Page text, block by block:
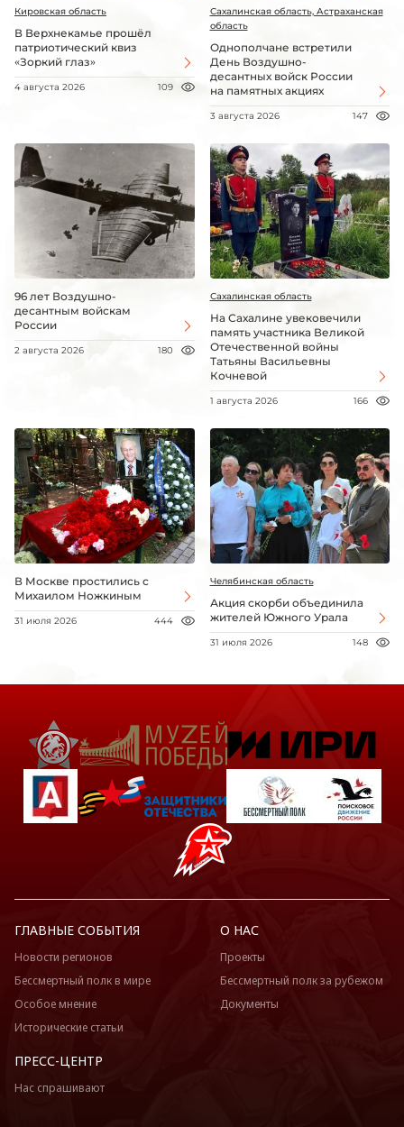
Кировская область
В Верхнекамье прошёл
патриотический квиз
«Зоркий глаз»
4 августа 2026 109
Сахалинская область, Астраханская
область
Однополчане встретили
День Воздушно-
десантных войск России
на памятных акциях
3 августа 2026 147
96 лет Воздушно-
десантным войскам
России
2 августа 2026 180
Сахалинская область
На Сахалине увековечили
память участника Великой
Отечественной войны
Татьяны Васильевны
Кочневой
1 августа 2026 166
В Москве простились с
Михаилом Ножкиным
31 июля 2026 444
Челябинская область
Акция скорби объединила
жителей Южного Урала
31 июля 2026 148
ГЛАВНЫЕ СОБЫТИЯ
Новости регионов
Бессмертный полк в мире
Особое мнение
Исторические статьи
О НАС
Проекты
Бессмертный полк за рубежом
Документы
ПРЕСС-ЦЕНТР
Нас спрашивают